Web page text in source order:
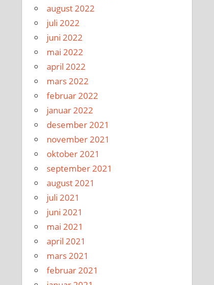
august 2022
juli 2022
juni 2022
mai 2022
april 2022
mars 2022
februar 2022
januar 2022
desember 2021
november 2021
oktober 2021
september 2021
august 2021
juli 2021
juni 2021
mai 2021
april 2021
mars 2021
februar 2021